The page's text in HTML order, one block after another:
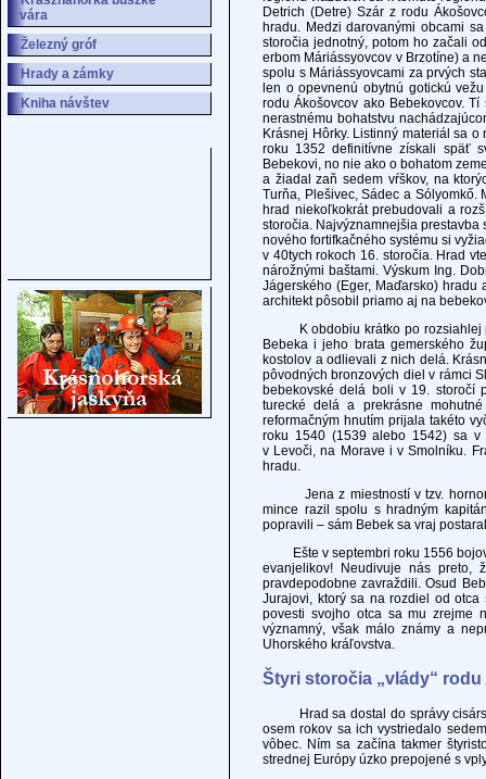
vára
Železný gróf
Hrady a zámky
Kniha návštev
Detrich (Detre) Szár z rodu
hradu. Medzi darovanými obcami
storočia jednotný, potom ho začali
erbom Máriássyovcov v Brzotíne) a
spolu s Máriássyovcami za prvých
len o opevnenú obytnú gotickú
rodu Ákošovcov ako Bebekovcov.
nerastnému bohatstvu
Krásnej Hôrky. Listinný materiál sa
roku 1352 definitívne získali späť
Bebekovi, no nie ako o bohatom
a žiadal zaň sedem vŕškov, na
Turňa, Plešivec, Sádec a
hrad niekoľkokrát prebudovali a
storočia. Najvýznamnejšia
nového fortifkačného systému si
v 40tych rokoch 16. storočia. Hrad
nárožnými baštami. Výskum Ing.
Jágerského (Eger, Maďarsko) hradu
architekt pôsobil priamo aj na
K obdobiu krátko po rozsiahlej
Bebeka i jeho brata gemerského
kostolov a odlievali z nich delá.
pôvodných bronzových diel v rámci
bebekovské delá boli v 19. storočí
turecké delá a prekrásne
reformačným hnutím prijala takéto
roku 1540 (1539 alebo 1542) sa v
v Levoči, na Morave i v Smolníku.
hradu.
Jena z miestností v tzv. hornom
mince razil spolu s hradným
popravili – sám Bebek sa vraj
Ešte v septembri roku 1556
evanjelikov! Neudivuje nás
pravdepodobne zavraždili. Osud
Jurajovi, ktorý sa na rozdiel od otca
povesti svojho otca sa mu zrejme
významný, však málo známy a
Uhorského kráľovstva.
Štyri storočia „vlády“
Hrad sa dostal do správy
osem rokov sa ich vystriedalo
vôbec. Ním sa začína takmer
strednej Európy úzko prepojené s